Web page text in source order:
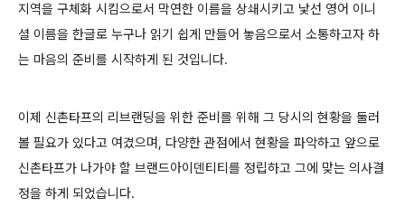
지역을 구체화 시킴으로서 막연한 이름을 상쇄시키고 낯선 영어 이니
셜 이름을 한글로 누구나 읽기 쉽게 만들어 놓음으로서 소통하고자 하
는 마음의 준비를 시작하게 된 것입니다.
이제 신촌타프의 리브랜딩을 위한 준비를 위해 그 당시의 현황을 둘러
볼 필요가 있다고 여겼으며, 다양한 관점에서 현황을 파악하고 앞으로
신촌타프가 나가야 할 브랜드아이덴티티를 정립하고 그에 맞는 의사결
정을 하게 되었습니다.